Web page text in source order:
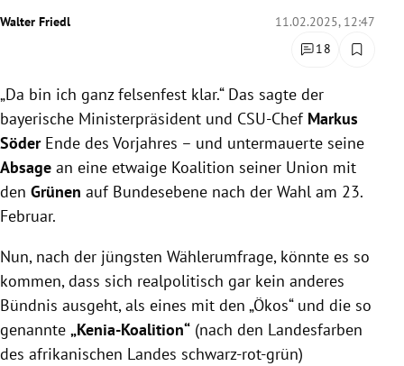
Untermenü
Untermenü
Walter Friedl
11.02.2025, 12:47
18
„Da bin ich ganz felsenfest klar.“ Das sagte der
bayerische Ministerpräsident und CSU-Chef Markus
SöderEnde des Vorjahres – und untermauerte seine
Absage an eine etwaige Koalition seiner Union mit
den Grünen auf Bundesebene nach der Wahl am 23.
Februar.
Nun, nach der jüngsten Wählerumfrage, könnte es so
kommen, dass sich realpolitisch gar kein anderes
Bündnis ausgeht, als eines mit den „Ökos“ und die so
genannte „Kenia-Koalition“ (nach den Landesfarben
des afrikanischen Landes schwarz-rot-grün)